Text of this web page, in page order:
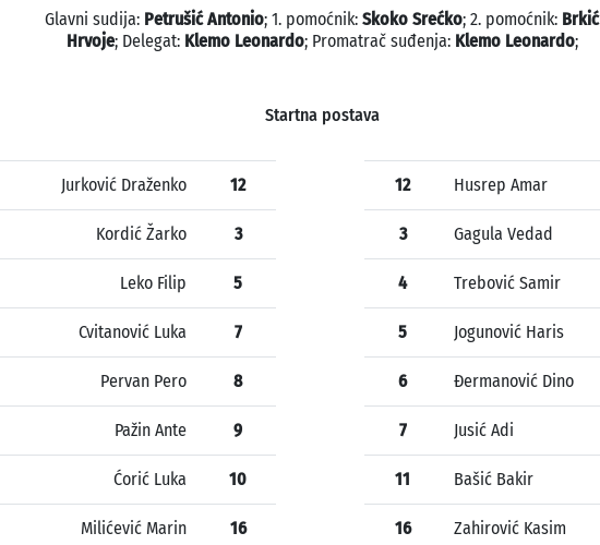
Glavni sudija: Petrušić Antonio; 1. pomoćnik: Skoko Srećko; 2. pomoćnik: Brkić
Hrvoje; Delegat: Klemo Leonardo; Promatrač suđenja: Klemo Leonardo;
Startna postava
Jurković Draženko 12
Kordić Žarko 3
Leko Filip 5
Cvitanović Luka 7
Pervan Pero 8
Pažin Ante 9
Ćorić Luka 10
Milićević Marin 16
12 Husrep Amar
3 Gagula Vedad
4 Trebović Samir
5 Jogunović Haris
6 Đermanović Dino
7 Jusić Adi
11 Bašić Bakir
16 Zahirović Kasim